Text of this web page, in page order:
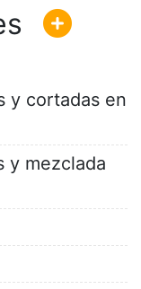
y cortadas en
y mezclada